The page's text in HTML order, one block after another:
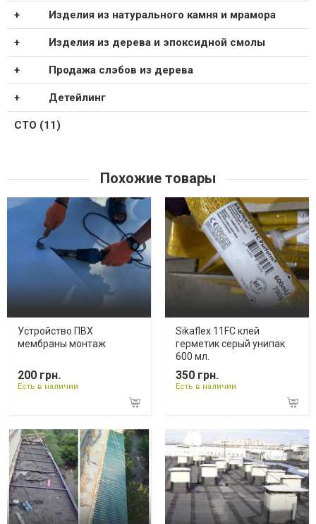
Изделия из натурального камня и мрамора
Изделия из дерева и эпоксидной смолы
Продажа слэбов из дерева
Детейлинг
СТО (11)
Похожие товары
Устройство ПВХ
мембраны монтаж
200 грн.
Есть в наличии
Sikaflex 11FC клей
герметик серый унипак
600 мл.
350 грн.
Есть в наличии